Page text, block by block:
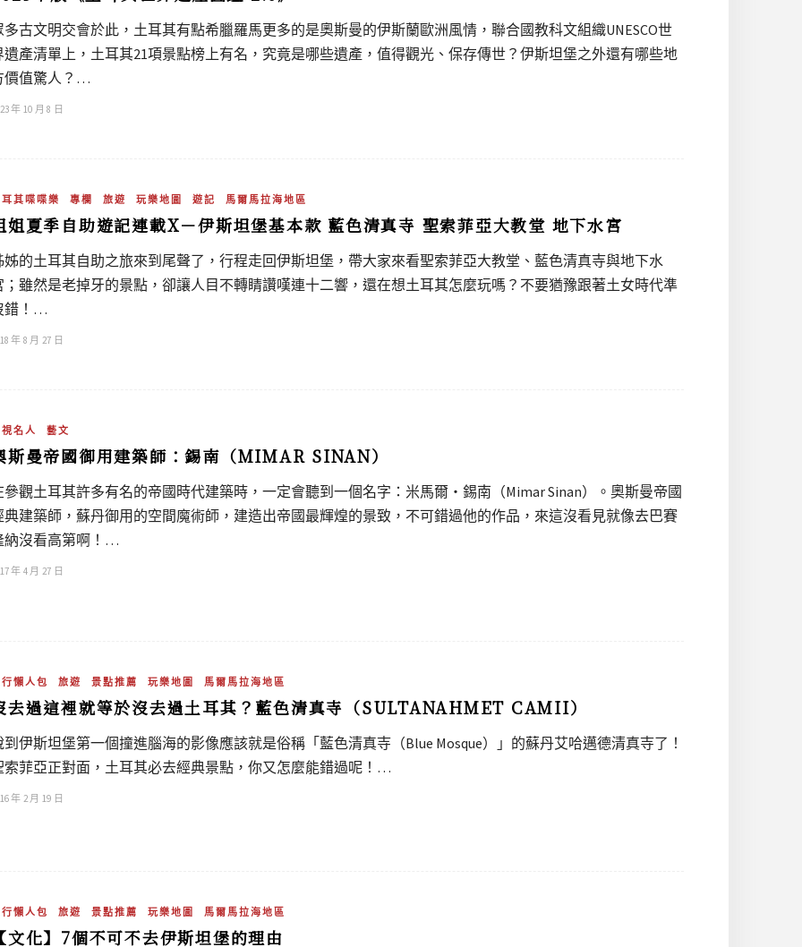
多古文明交會於此，土耳其有點希臘羅馬更多的是奧斯曼的伊斯蘭歐洲風情，聯合國教科文組織UNESCO世
遺產清單上，土耳其21項景點榜上有名，究竟是哪些遺產，值得觀光、保存傳世？伊斯坦堡之外還有哪些地
價值驚人？…
年 10 月 8 日
其喋喋樂 專欄 旅遊 玩樂地圖 遊記 馬爾馬拉海地區
姐夏季自助遊記連載X－伊斯坦堡基本款 藍色清真寺 聖索菲亞大教堂 地下水宮
姊的土耳其自助之旅來到尾聲了，行程走回伊斯坦堡，帶大家來看聖索菲亞大教堂、藍色清真寺與地下水
；雖然是老掉牙的景點，卻讓人目不轉睛讚嘆連十二響，還在想土耳其怎麼玩嗎？不要猶豫跟著土女時代準
錯！…
年 8 月 27 日
名人 藝文
斯曼帝國御用建築師：錫南（MIMAR SINAN）
參觀土耳其許多有名的帝國時代建築時，一定會聽到一個名字：米馬爾・錫南（Mimar Sinan）。奧斯曼帝國
典建築師，蘇丹御用的空間魔術師，建造出帝國最輝煌的景致，不可錯過他的作品，來這沒看見就像去巴賽
納沒看高第啊！…
年 4 月 27 日
懶人包 旅遊 景點推薦 玩樂地圖 馬爾馬拉海地區
去過這裡就等於沒去過土耳其？藍色清真寺（SULTANAHMET CAMII）
到伊斯坦堡第一個撞進腦海的影像應該就是俗稱「藍色清真寺（Blue Mosque）」的蘇丹艾哈邁德清真寺了！
索菲亞正對面，土耳其必去經典景點，你又怎麼能錯過呢！…
年 2 月 19 日
懶人包 旅遊 景點推薦 玩樂地圖 馬爾馬拉海地區
文化】7個不可不去伊斯坦堡的理由